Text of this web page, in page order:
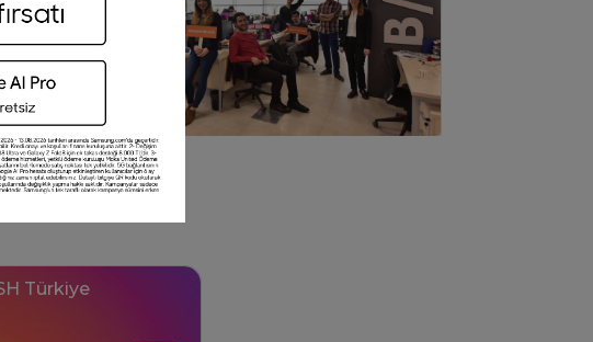
Türkiye